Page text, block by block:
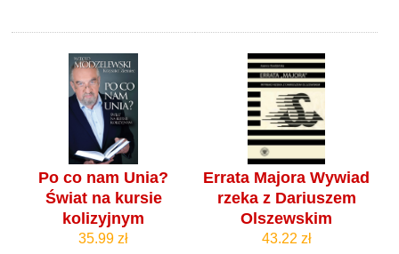
Po co nam Unia?
Świat na kursie
kolizyjnym
35.99 zł
Errata Majora Wywiad
rzeka z Dariuszem
Olszewskim
43.22 zł